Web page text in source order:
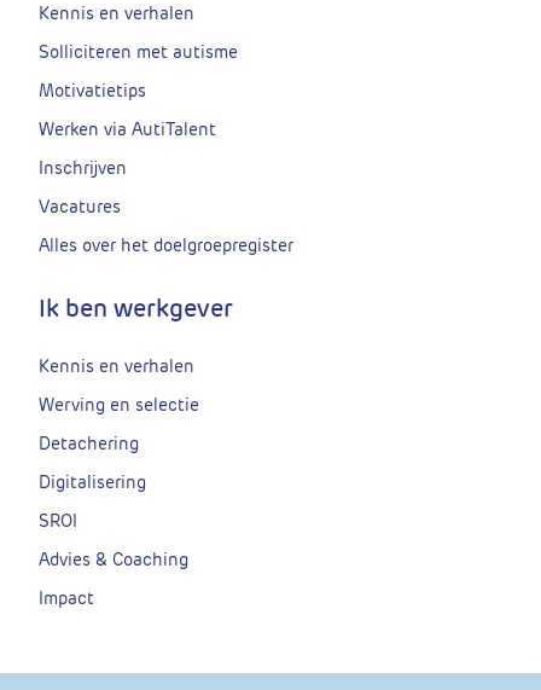
Kennis en verhalen
Solliciteren met autisme
Motivatietips
Werken via AutiTalent
Inschrijven
Vacatures
Alles over het doelgroepregister
Ik ben werkgever
Kennis en verhalen
Werving en selectie
Detachering
Digitalisering
SROI
Advies & Coaching
Impact